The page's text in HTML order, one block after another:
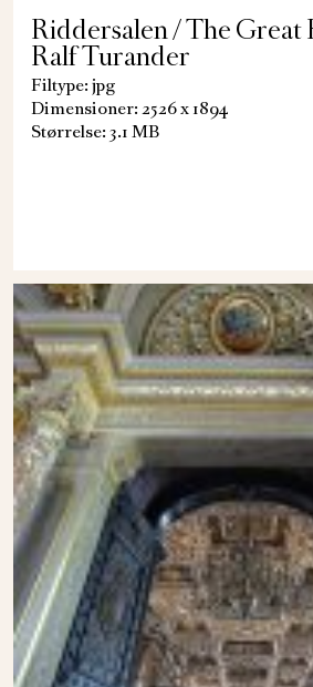
Riddersalen / The Great
Ralf Turander
Filtype: jpg
Dimensioner: 2526 x 1894
Størrelse: 3.1 MB